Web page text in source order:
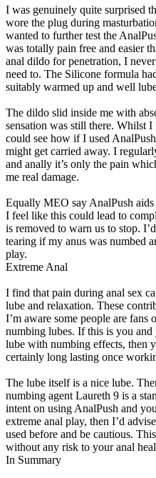
I was genuinely quite surprised
wore the plug during
wanted to further test the
was totally pain free and easier
anal dildo for penetration, I
need to. The Silicone formula
suitably warmed up and well
The dildo slid inside me with
sensation was still there. Whilst
could see how if I used
might get carried away. I
and anally it’s only the pain
me real damage.
Equally MEO say AnalPush
I feel like this could lead to
is removed to warn us to stop.
tearing if my anus was numbed
play.
Extreme Anal
I find that pain during anal sex
lube and relaxation. These
I’m aware some people are fans
numbing lubes. If this is you
lube with numbing effects, then
certainly long lasting once
The lube itself is a nice lube.
numbing agent Laureth 9 is a
intent on using AnalPush and
extreme anal play, then I’d
used before and be cautious.
without any risk to your anal
In Summary